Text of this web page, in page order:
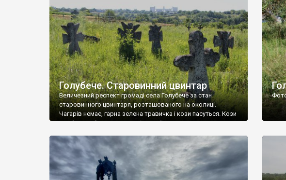
[…]
Голубече. Старовинний цвинтар
Величезний респект громаді села Голубече за стан
старовинного цвинтаря, розташованого на околиці.
Чагарів немає, гарна зелена травичка і кози пасуться. Кози
– найкращий регулятор шкідливої, для старих кладовищ,
бруньками, кози ті бруньки обгризають, бо то улюблений
делікатес. На цвинтарі у Голубечому ціла колекція
різноманітних форм хрестів. Село відносно невелике, […]